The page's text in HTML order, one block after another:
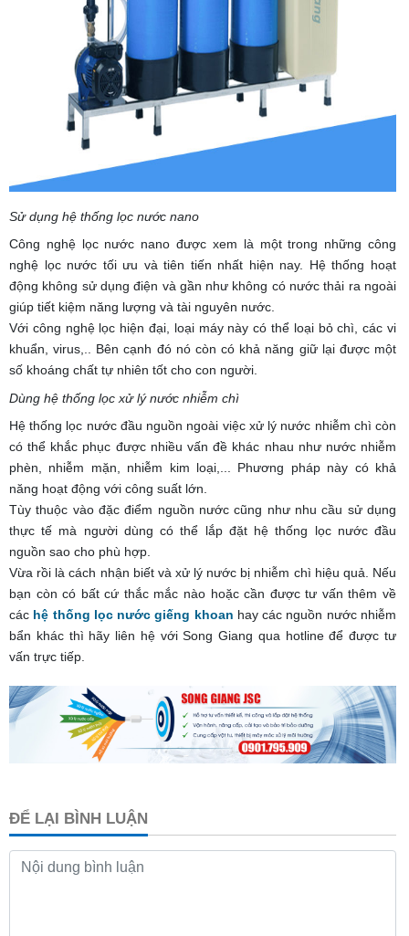
Sử dụng hệ thống lọc nước nano
Công nghệ lọc nước nano được xem là một trong những công
nghệ lọc nước tối ưu và tiên tiến nhất hiện nay. Hệ thống hoạt
động không sử dụng điện và gần như không có nước thải ra ngoài
giúp tiết kiệm năng lượng và tài nguyên nước.
Với công nghệ lọc hiện đại, loại máy này có thể loại bỏ chì, các vi
khuẩn, virus,.. Bên cạnh đó nó còn có khả năng giữ lại được một
số khoáng chất tự nhiên tốt cho con người.
Dùng hệ thống lọc xử lý nước nhiễm chì
Hệ thống lọc nước đầu nguồn ngoài việc xử lý nước nhiễm chì còn
có thể khắc phục được nhiều vấn đề khác nhau như nước nhiễm
phèn, nhiễm mặn, nhiễm kim loại,... Phương pháp này có khả
năng hoạt động với công suất lớn.
Tùy thuộc vào đặc điểm nguồn nước cũng như nhu cầu sử dụng
thực tế mà người dùng có thể lắp đặt hệ thống lọc nước đầu
nguồn sao cho phù hợp.
Vừa rồi là cách nhận biết và xử lý nước bị nhiễm chì hiệu quả. Nếu
bạn còn có bất cứ thắc mắc nào hoặc cần được tư vấn thêm về
các hệ thống lọc nước giếng khoan hay các nguồn nước nhiễm
bẩn khác thì hãy liên hệ với Song Giang qua hotline để được tư
vấn trực tiếp.
ĐỂ LẠI BÌNH LUẬN